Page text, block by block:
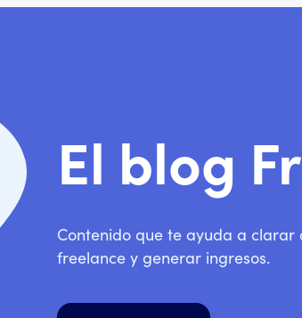
El blog
Contenido que te ayuda a
freelance y generar ingresos.